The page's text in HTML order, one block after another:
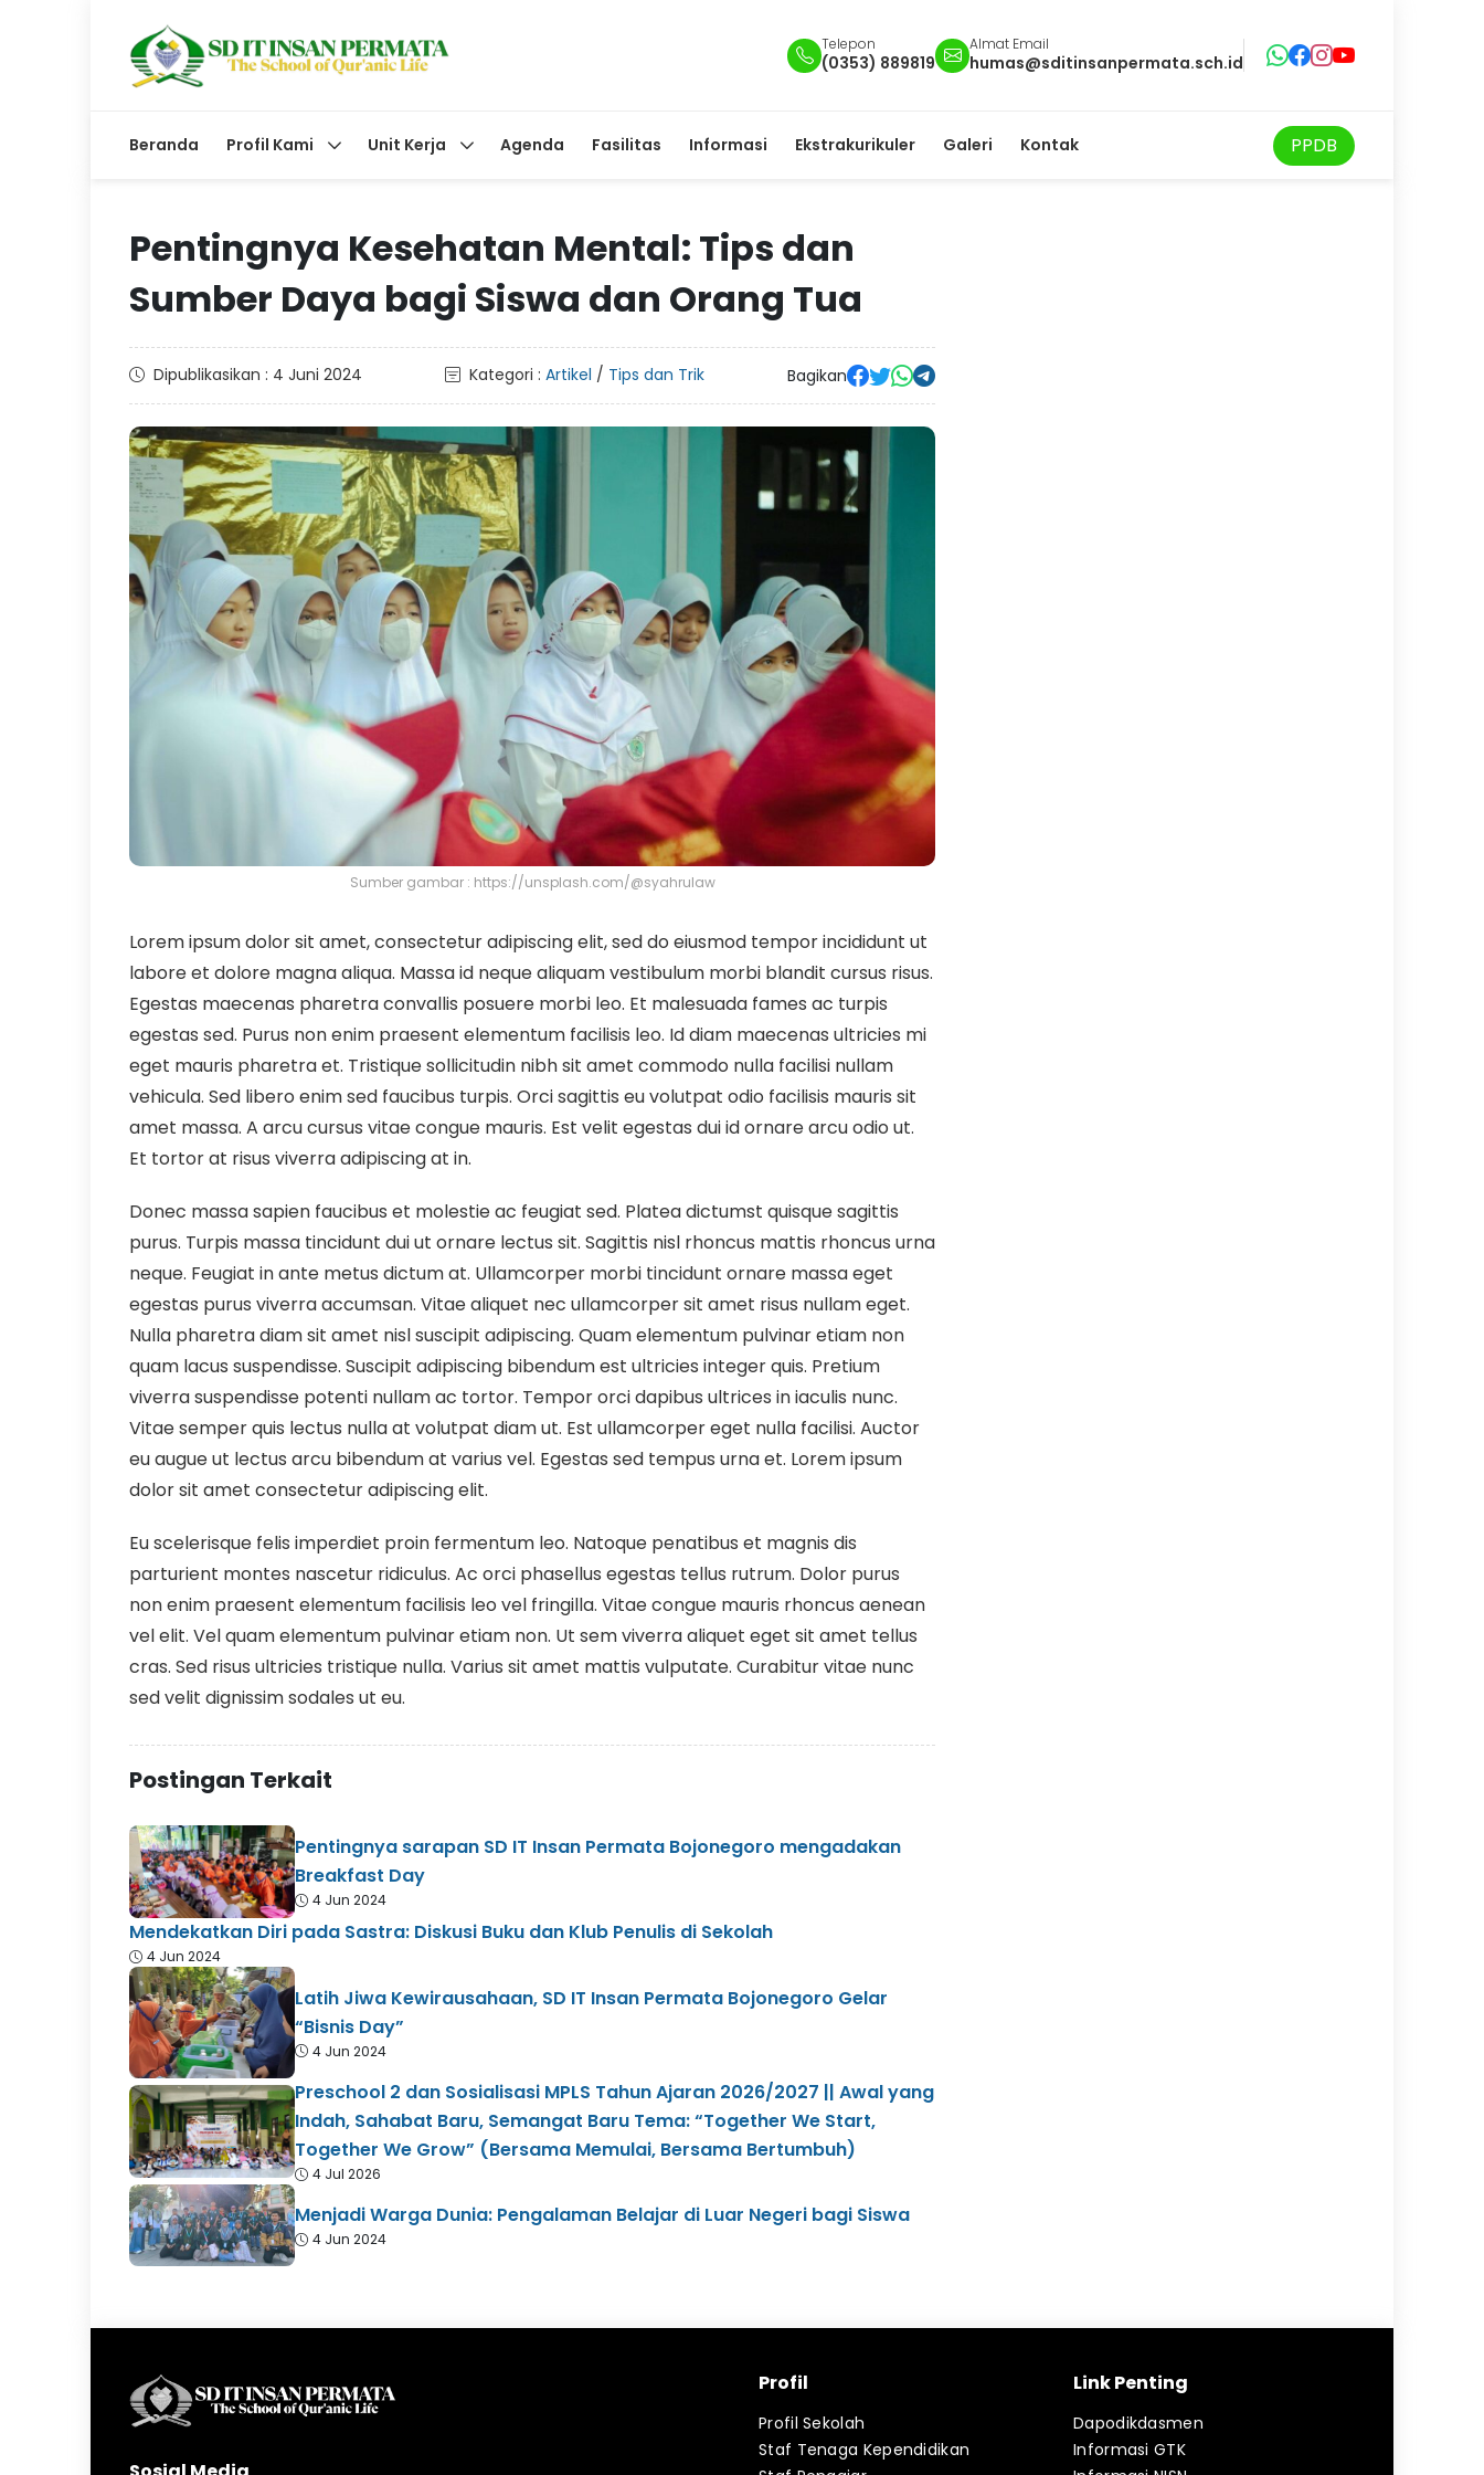
Telepon
(0353) 889819
Almat Email
humas@sditinsanpermata.sch.id
Beranda Profil Kami Unit Kerja Agenda Fasilitas Informasi Ekstrakurikuler Galeri Kontak PPDB
Pentingnya Kesehatan Mental: Tips dan
Sumber Daya bagi Siswa dan Orang Tua
Dipublikasikan : 4 Juni 2024 Kategori : Artikel / Tips dan Trik Bagikan
Sumber gambar : https://unsplash.com/@syahrulaw
Lorem ipsum dolor sit amet, consectetur adipiscing elit, sed do eiusmod tempor incididunt ut
labore et dolore magna aliqua. Massa id neque aliquam vestibulum morbi blandit cursus risus.
Egestas maecenas pharetra convallis posuere morbi leo. Et malesuada fames ac turpis
egestas sed. Purus non enim praesent elementum facilisis leo. Id diam maecenas ultricies mi
eget mauris pharetra et. Tristique sollicitudin nibh sit amet commodo nulla facilisi nullam
vehicula. Sed libero enim sed faucibus turpis. Orci sagittis eu volutpat odio facilisis mauris sit
amet massa. A arcu cursus vitae congue mauris. Est velit egestas dui id ornare arcu odio ut.
Et tortor at risus viverra adipiscing at in.
Donec massa sapien faucibus et molestie ac feugiat sed. Platea dictumst quisque sagittis
purus. Turpis massa tincidunt dui ut ornare lectus sit. Sagittis nisl rhoncus mattis rhoncus urna
neque. Feugiat in ante metus dictum at. Ullamcorper morbi tincidunt ornare massa eget
egestas purus viverra accumsan. Vitae aliquet nec ullamcorper sit amet risus nullam eget.
Nulla pharetra diam sit amet nisl suscipit adipiscing. Quam elementum pulvinar etiam non
quam lacus suspendisse. Suscipit adipiscing bibendum est ultricies integer quis. Pretium
viverra suspendisse potenti nullam ac tortor. Tempor orci dapibus ultrices in iaculis nunc.
Vitae semper quis lectus nulla at volutpat diam ut. Est ullamcorper eget nulla facilisi. Auctor
eu augue ut lectus arcu bibendum at varius vel. Egestas sed tempus urna et. Lorem ipsum
dolor sit amet consectetur adipiscing elit.
Eu scelerisque felis imperdiet proin fermentum leo. Natoque penatibus et magnis dis
parturient montes nascetur ridiculus. Ac orci phasellus egestas tellus rutrum. Dolor purus
non enim praesent elementum facilisis leo vel fringilla. Vitae congue mauris rhoncus aenean
vel elit. Vel quam elementum pulvinar etiam non. Ut sem viverra aliquet eget sit amet tellus
cras. Sed risus ultricies tristique nulla. Varius sit amet mattis vulputate. Curabitur vitae nunc
sed velit dignissim sodales ut eu.
Postingan Terkait
Pentingnya sarapan SD IT Insan Permata Bojonegoro mengadakan
Breakfast Day
4 Jun 2024
Mendekatkan Diri pada Sastra: Diskusi Buku dan Klub Penulis di Sekolah
4 Jun 2024
Latih Jiwa Kewirausahaan, SD IT Insan Permata Bojonegoro Gelar
“Bisnis Day”
4 Jun 2024
Preschool 2 dan Sosialisasi MPLS Tahun Ajaran 2026/2027 || Awal yang
Indah, Sahabat Baru, Semangat Baru Tema: “Together We Start,
Together We Grow” (Bersama Memulai, Bersama Bertumbuh)
4 Jul 2026
Menjadi Warga Dunia: Pengalaman Belajar di Luar Negeri bagi Siswa
4 Jun 2024
Profil
Profil Sekolah
Staf Tenaga Kependidikan
Link Penting
Dapodikdasmen
Informasi GTK